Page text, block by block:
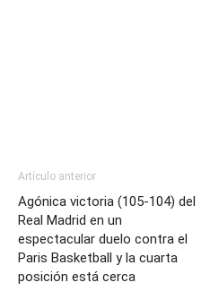
Artículo anterior
Agónica victoria (105-104) del
Real Madrid en un
espectacular duelo contra el
Paris Basketball y la cuarta
posición está cerca